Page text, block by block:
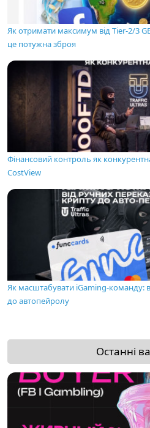
Як отримати максимум від Tier-2/3
це потужна зброя
Фінансовий контроль як
CostView
Як масштабувати iGaming-команду:
до автопейролу
Останні